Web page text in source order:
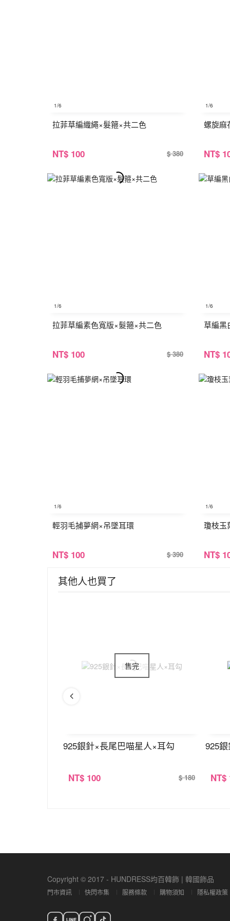
1/6
拉菲草編織繩×髮箍×共二色
NT$ 100 $ 380
1/6
螺旋麻
NT$
1/6
拉菲草編素色寬版×髮箍×共二色
NT$ 100 $ 380
1/6
草編黑
NT$
1/6
輕羽毛捕夢網×吊墜耳環
NT$ 100 $ 390
1/6
瓊枝玉
NT$
其他人也買了
925銀針×長尾巴喵星人×耳勾
NT$ 100 $ 180
925
NT$
Copyright © 2017 - HUNDRESS均百韓飾 | 韓國飾品
門市資訊 快閃市集 服務條款 購物須知 隱私權政策